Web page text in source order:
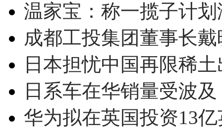
温家宝：称一揽子计
成都工投集团董事长
日本担忧中国再限稀
日系车在华销量受波
华为拟在英国投资13